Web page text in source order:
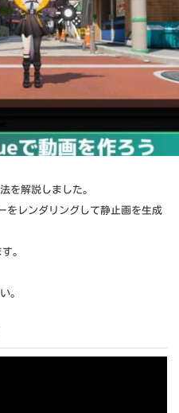
を解説しました。
をレンダリングして静止画を生成
。
。